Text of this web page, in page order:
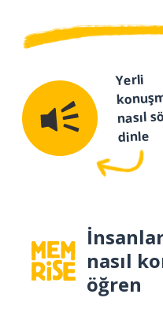
Yerli
nasıl
dinle
nasıl
öğren